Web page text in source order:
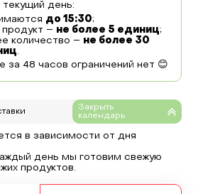
текущий день:
до 15:30;
– не более 5 единиц;
количество – не более 30
.
за 48 часов ограничений нет 😊
в зависимости от дня
день мы готовим свежую
продуктов.